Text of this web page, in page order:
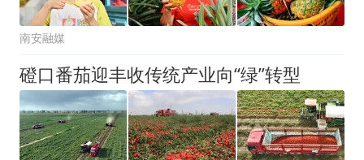
南安融媒
磴口番茄迎丰收传统产业向“绿”转型